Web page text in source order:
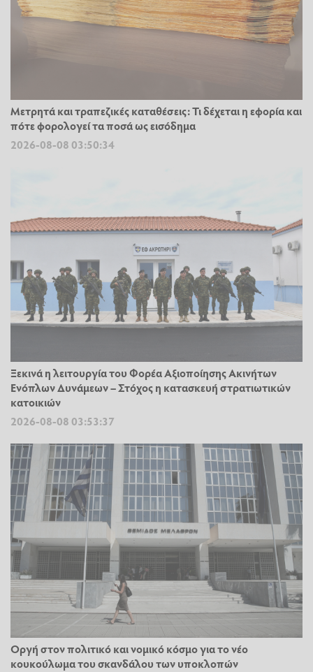
Μετρητά και τραπεζικές καταθέσεις: Τι δέχεται η εφορία και
πότε φορολογεί τα ποσά ως εισόδημα
2026-08-08 03:50:34
Ξεκινά η λειτουργία του Φορέα Αξιοποίησης Ακινήτων
Ενόπλων Δυνάμεων – Στόχος η κατασκευή στρατιωτικών
κατοικιών
2026-08-08 03:53:37
Οργή στον πολιτικό και νομικό κόσμο για το νέο
κουκούλωμα του σκανδάλου των υποκλοπών